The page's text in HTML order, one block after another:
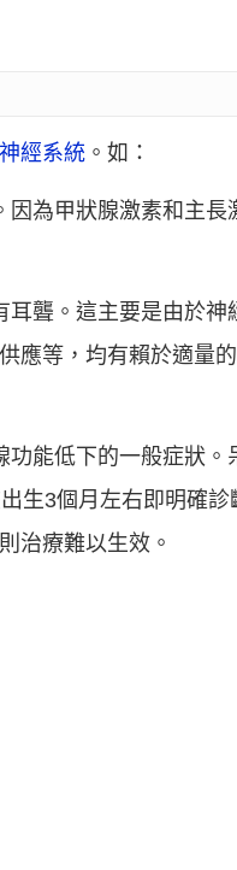
神經系統 。如：
為甲狀腺激素和主
耳聾。這主要是由於神
應等，均有賴於適量
能低下的一般症狀
生3個月左右即明確診
治療難以生效。